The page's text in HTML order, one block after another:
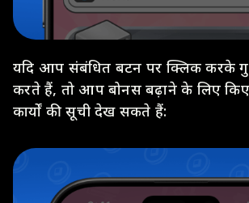
यदि आप संबंधित बटन पर क्लिक करके
करते हैं, तो आप बोनस बढ़ाने के लिए
कार्यों की सूची देख सकते हैं: